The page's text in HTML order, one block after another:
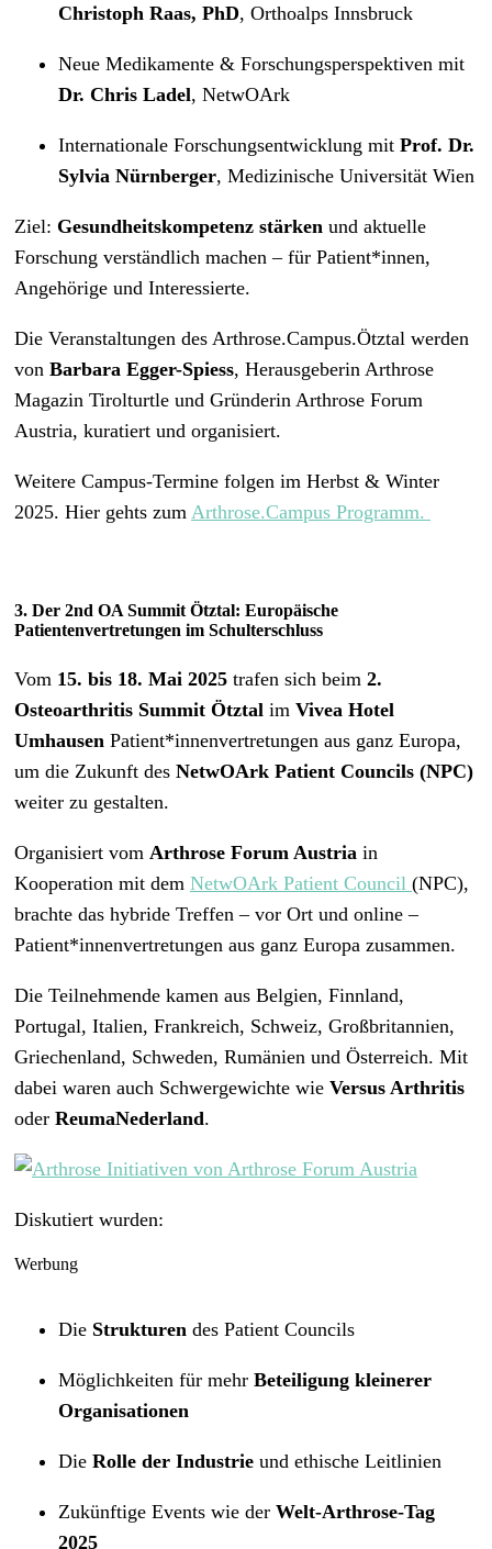
Christoph Raas, PhD, Orthoalps Innsbruck
Neue Medikamente & Forschungsperspektiven mit
Dr. Chris Ladel, NetwOArk
Internationale Forschungsentwicklung mit Prof. Dr.
Sylvia Nürnberger, Medizinische Universität Wien
Ziel: Gesundheitskompetenz stärken und aktuelle
Forschung verständlich machen – für Patient*innen,
Angehörige und Interessierte.
Die Veranstaltungen des Arthrose.Campus.Ötztal werden
von Barbara Egger-Spiess, Herausgeberin Arthrose
Magazin Tirolturtle und Gründerin Arthrose Forum
Austria, kuratiert und organisiert.
Weitere Campus-Termine folgen im Herbst & Winter
2025. Hier gehts zum Arthrose.Campus Programm.
3. Der 2nd OA Summit Ötztal: Europäische
Patientenvertretungen im Schulterschluss
Vom 15. bis 18. Mai 2025 trafen sich beim 2.
Osteoarthritis Summit Ötztal im Vivea Hotel
Umhausen Patient*innenvertretungen aus ganz Europa,
um die Zukunft des NetwOArk Patient Councils (NPC)
weiter zu gestalten.
Organisiert vom Arthrose Forum Austria in
Kooperation mit dem NetwOArk Patient Council (NPC),
brachte das hybride Treffen – vor Ort und online –
Patient*innenvertretungen aus ganz Europa zusammen.
Die Teilnehmende kamen aus Belgien, Finnland,
Portugal, Italien, Frankreich, Schweiz, Großbritannien,
Griechenland, Schweden, Rumänien und Österreich. Mit
dabei waren auch Schwergewichte wie Versus Arthritis
oder ReumaNederland.
Diskutiert wurden:
Werbung
Die Strukturen des Patient Councils
Möglichkeiten für mehr Beteiligung kleinerer
Organisationen
Die Rolle der Industrie und ethische Leitlinien
Zukünftige Events wie der Welt-Arthrose-Tag
2025